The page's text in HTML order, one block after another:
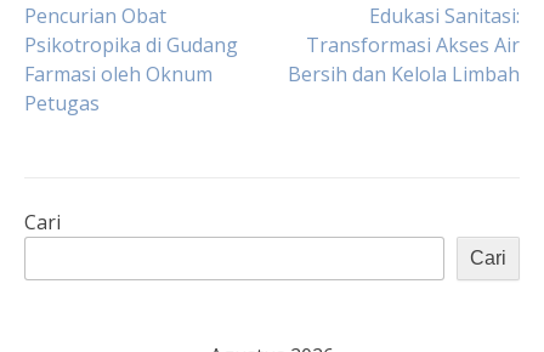
Navigasi
pos
Pencurian Obat
Psikotropika di Gudang
Farmasi oleh Oknum
Petugas
Edukasi Sanitasi:
Transformasi Akses Air
Bersih dan Kelola Limbah
Cari
Cari